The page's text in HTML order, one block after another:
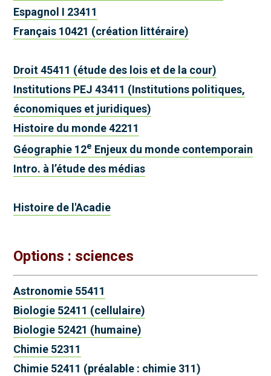
Espagnol I 23411
Français 10421 (création littéraire)
Droit 45411 (étude des lois et de la cour)
Institutions PEJ 43411 (Institutions politiques,
économiques et juridiques)
Histoire du monde 42211
Géographie 12e Enjeux du monde contemporain
Intro. à l’étude des médias
Histoire de l'Acadie
Options : sciences
Astronomie 55411
Biologie 52411 (cellulaire)
Biologie 52421 (humaine)
Chimie 52311
Chimie 52411 (préalable : chimie 311)